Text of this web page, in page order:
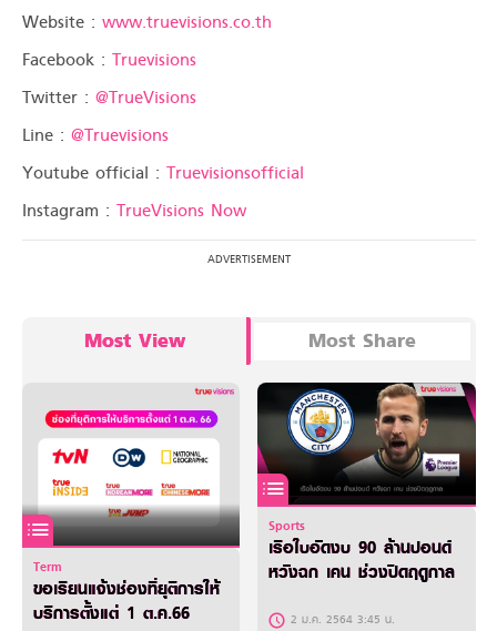
Website : www.truevisions.co.th
Facebook : Truevisions
Twitter : @TrueVisions
Line : @Truevisions
Youtube official : Truevisionsofficial
Instagram : TrueVisions Now
Most View Most Share
Term
ขอเรียนแจ้งช่องที่ยุติการให้
บริการตั้งแต่ 1 ต.ค.66
Sports
เรือใบอัดงบ 90 ล้านปอนด์
หวังฉก เคน ช่วงปิดฤดูกาล
2 ม.ค. 2564 3:45 น.